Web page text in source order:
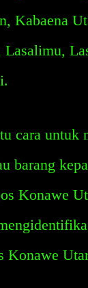
Kabaena
Lasalimu,
cara untuk
barang
Konawe
Konawe